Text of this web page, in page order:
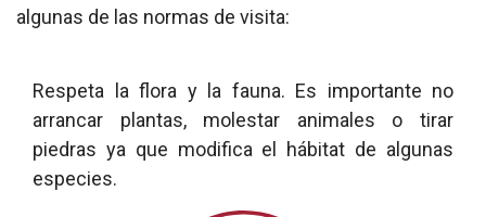
algunas de las normas de visita:
Respeta la flora y la fauna. Es importante no
arrancar plantas, molestar animales o tirar
piedras ya que modifica el hábitat de algunas
especies.